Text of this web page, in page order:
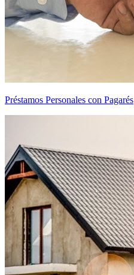
Préstamos Personales con Pagarés